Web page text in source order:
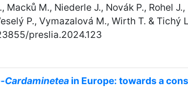
M., Niederle J., Novák P., Rohel J.,
P., Vymazalová M., Wirth T. & Tichý
preslia.2024.123
Cardaminetea in Europe: towards a